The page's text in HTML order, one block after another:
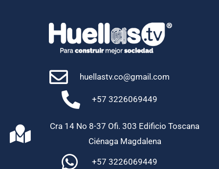
huellastv.co@gmail.com
+57 3226069449
Cra 14 No 8-37 Ofi. 303 Edificio Toscana
Ciénaga Magdalena
+57 3226069449